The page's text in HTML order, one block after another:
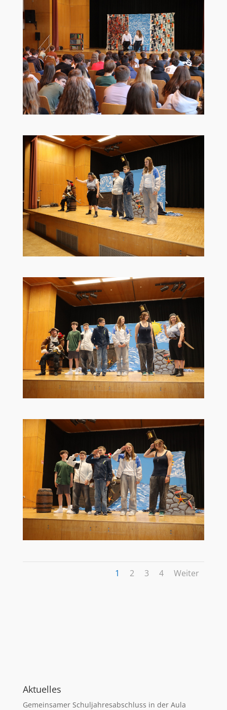
1 2 3 4 Weiter
Aktuelles
Gemeinsamer Schuljahresabschluss in der Aula